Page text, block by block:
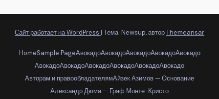
Сайт работает на WordPress | Тема: Newsup, авторThemeansar
HomeSample PageАвокадоАвокадоАвокадоАвокадоАвокадо
АвокадоАвокадоАвокадоАвокадоАвокадоАвокадо
Авторам и правообладателямАйзек Азимов — Основание
Александр Дюма — Граф Монте-Кристо